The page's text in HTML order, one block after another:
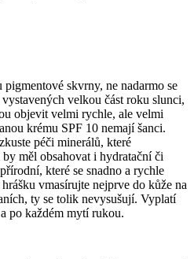
skvrny, ne nadarmo se
velkou část roku slunci,
objevit velmi rychle, ale velmi
krému SPF 10 nemají šanci.
péči minerálů, které
měl obsahovat i hydratační či
které se snadno a rychle
vmasírujte nejprve do kůže na
ty se tolik nevysušují. Vyplatí
po každém mytí rukou.